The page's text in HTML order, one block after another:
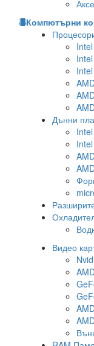
Компютърни
Дънни
Видео